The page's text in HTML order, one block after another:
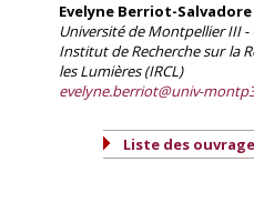
Evelyne Berriot-Salvadore
Université de Montpellier III -
Institut de Recherche sur la
les Lumières (IRCL)
evelyne.berriot@univ-
Liste des